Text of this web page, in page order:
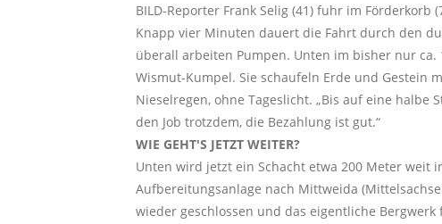
BILD-Reporter Frank Selig (41) fuhr im
Knapp vier Minuten dauert die Fahrt durch den
überall arbeiten Pumpen. Unten im bisher nur
Wismut-Kumpel. Sie schaufeln Erde und Gestein
Nieselregen, ohne Tageslicht. „Bis auf eine halbe
den Job trotzdem, die Bezahlung ist gut.“
WIE GEHT'S JETZT WEITER?
Unten wird jetzt ein Schacht etwa 200 Meter weit
Aufbereitungsanlage nach Mittweida
wieder geschlossen und das eigentliche